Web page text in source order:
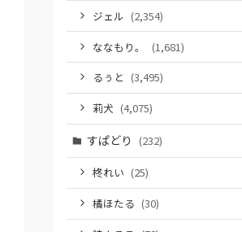
ジェル (2,354)
ななもり。
(1,681)
るぅと (3,495)
莉犬 (4,075)
すぱどり (232)
柊れい (25)
橘ほたる (30)